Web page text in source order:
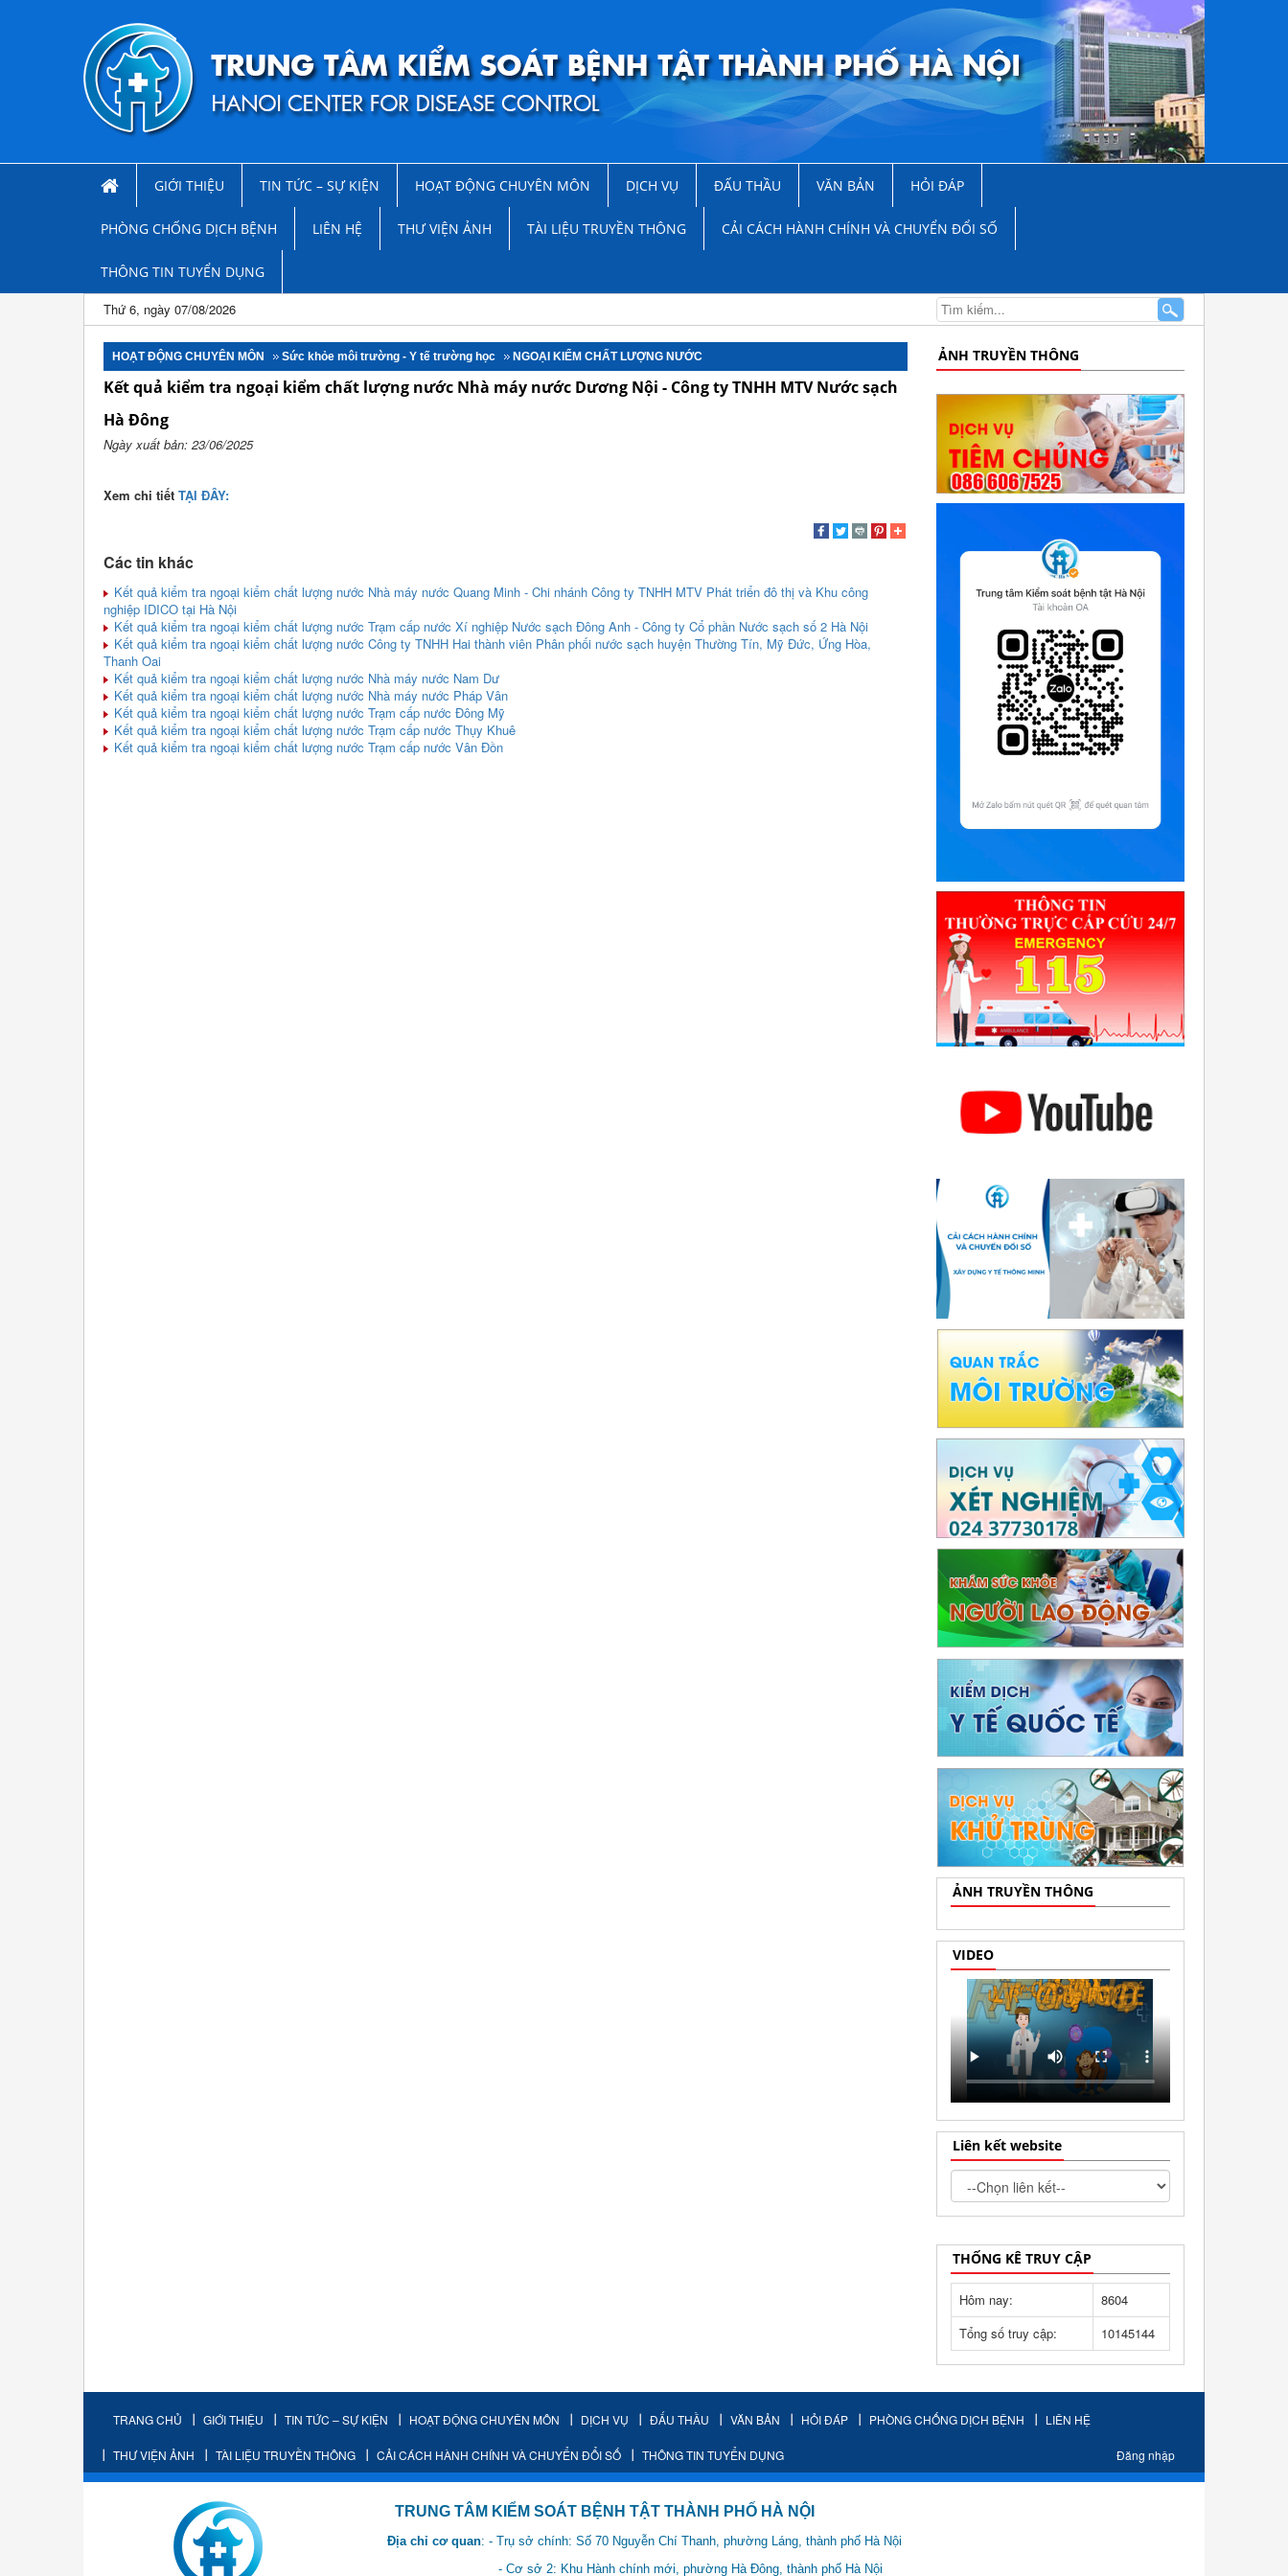
GIỚI THIỆU TIN TỨC – SỰ KIỆN HOẠT ĐỘNG CHUYÊN MÔN DỊCH VỤ ĐẤU THẦU VĂN BẢN HỎI ĐÁP
PHÒNG CHỐNG DỊCH BỆNH LIÊN HỆ THƯ VIỆN ẢNH TÀI LIỆU TRUYỀN THÔNG CẢI CÁCH HÀNH CHÍNH VÀ CHUYỂN ĐỔI SỐ
THÔNG TIN TUYỂN DỤNG
Thứ 6, ngày 07/08/2026
HOẠT ĐỘNG CHUYÊN MÔN Sức khỏe môi trường - Y tế trường học NGOẠI KIỂM CHẤT LƯỢNG NƯỚC
Kết quả kiểm tra ngoại kiểm chất lượng nước Nhà máy nước Dương Nội - Công ty TNHH MTV Nước sạch
Hà Đông
Ngày xuất bản: 23/06/2025
Xem chi tiết TẠI ĐÂY:
Các tin khác
Kết quả kiểm tra ngoại kiểm chất lượng nước Nhà máy nước Quang Minh - Chi nhánh Công ty TNHH MTV Phát triển đô thị và Khu công
nghiệp IDICO tại Hà Nội
Kết quả kiểm tra ngoại kiểm chất lượng nước Trạm cấp nước Xí nghiệp Nước sạch Đông Anh - Công ty Cổ phần Nước sạch số 2 Hà Nội
Kết quả kiểm tra ngoại kiểm chất lượng nước Công ty TNHH Hai thành viên Phân phối nước sạch huyện Thường Tín, Mỹ Đức, Ứng Hòa,
Thanh Oai
Kết quả kiểm tra ngoại kiểm chất lượng nước Nhà máy nước Nam Dư
Kết quả kiểm tra ngoại kiểm chất lượng nước Nhà máy nước Pháp Vân
Kết quả kiểm tra ngoại kiểm chất lượng nước Trạm cấp nước Đông Mỹ
Kết quả kiểm tra ngoại kiểm chất lượng nước Trạm cấp nước Thụy Khuê
Kết quả kiểm tra ngoại kiểm chất lượng nước Trạm cấp nước Vân Đồn
ẢNH TRUYỀN THÔNG
ẢNH TRUYỀN THÔNG
VIDEO
Liên kết website
THỐNG KÊ TRUY CẬP
Hôm nay:
8604
Tổng số truy cập:
10145144
TRANG CHỦ GIỚI THIỆU TIN TỨC – SỰ KIỆN HOẠT ĐỘNG CHUYÊN MÔN DỊCH VỤ ĐẤU THẦU VĂN BẢN HỎI ĐÁP PHÒNG CHỐNG DỊCH BỆNH LIÊN HỆ
THƯ VIỆN ẢNH TÀI LIỆU TRUYỀN THÔNG CẢI CÁCH HÀNH CHÍNH VÀ CHUYỂN ĐỔI SỐ THÔNG TIN TUYỂN DỤNG Đăng nhập
TRUNG TÂM KIỂM SOÁT BỆNH TẬT THÀNH PHỐ HÀ NỘI
Địa chỉ cơ quan: - Trụ sở chính: Số 70 Nguyễn Chí Thanh, phường Láng, thành phố Hà Nội
- Cơ sở 2: Khu Hành chính mới, phường Hà Đông, thành phố Hà Nội